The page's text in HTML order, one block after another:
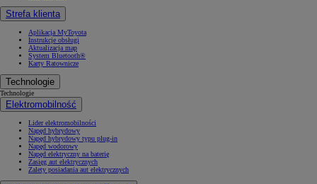
Strefa klienta
Aplikacja MyToyota
Instrukcje obsługi
Aktualizacja map
System Bluetooth®
Karty Ratownicze
Technologie
Technologie
Elektromobilność
Lider elektromobilności
Napęd hybrydowy
Napęd hybrydowy typu plug-in
Napęd wodorowy
Napęd elektryczny na baterię
Zasięg aut elektrycznych
Zalety posiadania aut elektrycznych